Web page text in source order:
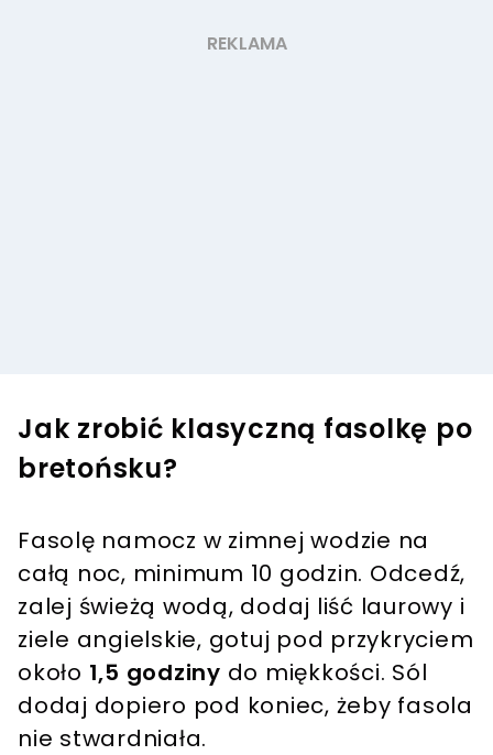
Jak zrobić klasyczną fasolkę po
bretońsku?
Fasolę namocz w zimnej wodzie na
całą noc, minimum 10 godzin. Odcedź,
zalej świeżą wodą, dodaj liść laurowy i
ziele angielskie, gotuj pod przykryciem
około 1,5 godziny do miękkości. Sól
dodaj dopiero pod koniec, żeby fasola
nie stwardniała.